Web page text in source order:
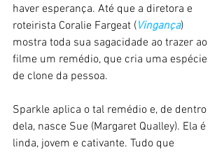
haver esperança. Até que a diretora e
roteirista Coralie Fargeat (Vingança)
mostra toda sua sagacidade ao trazer ao
filme um remédio, que cria uma espécie
de clone da pessoa.
Sparkle aplica o tal remédio e, de dentro
dela, nasce Sue (Margaret Qualley). Ela é
linda, jovem e cativante. Tudo que